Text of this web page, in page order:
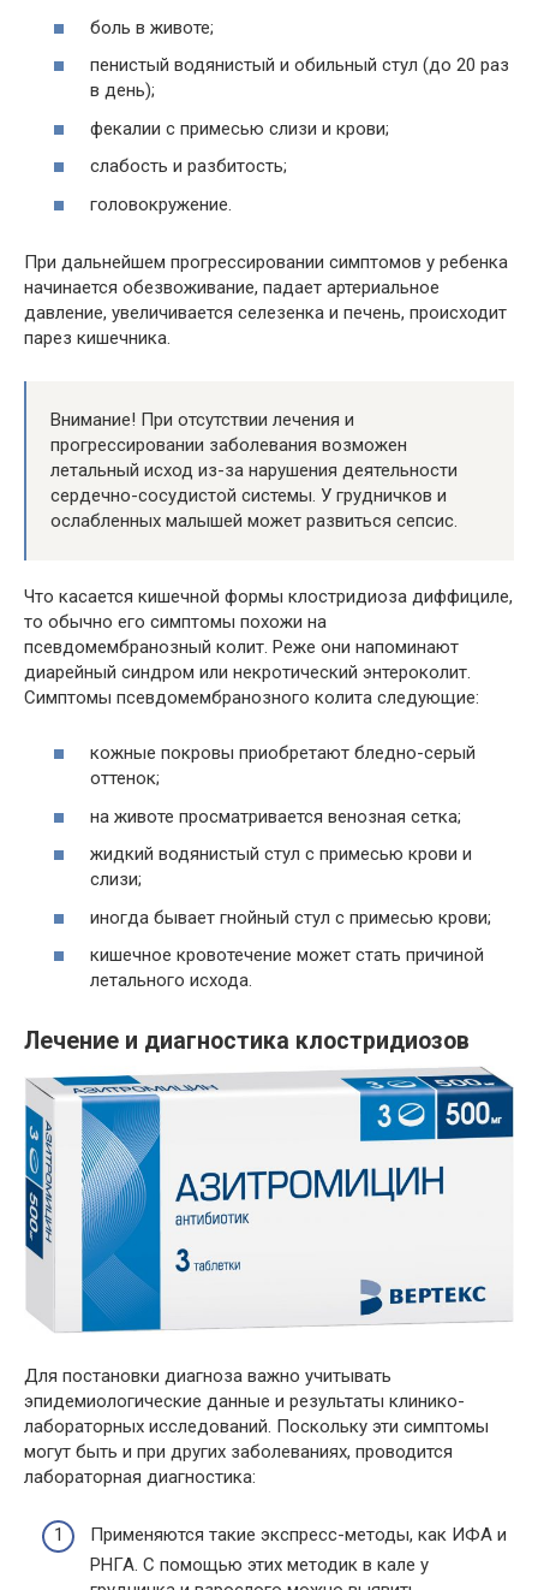
боль в животе;
пенистый водянистый и обильный стул (до 20 раз
в день);
фекалии с примесью слизи и крови;
слабость и разбитость;
головокружение.
При дальнейшем прогрессировании симптомов у ребенка
начинается обезвоживание, падает артериальное
давление, увеличивается селезенка и печень, происходит
парез кишечника.
Внимание! При отсутствии лечения и
прогрессировании заболевания возможен
летальный исход из-за нарушения деятельности
сердечно-сосудистой системы. У грудничков и
ослабленных малышей может развиться сепсис.
Что касается кишечной формы клостридиоза диффициле,
то обычно его симптомы похожи на
псевдомембранозный колит. Реже они напоминают
диарейный синдром или некротический энтероколит.
Симптомы псевдомембранозного колита следующие:
кожные покровы приобретают бледно-серый
оттенок;
на животе просматривается венозная сетка;
жидкий водянистый стул с примесью крови и
слизи;
иногда бывает гнойный стул с примесью крови;
кишечное кровотечение может стать причиной
летального исхода.
Лечение и диагностика клостридиозов
Для постановки диагноза важно учитывать
эпидемиологические данные и результаты клинико-
лабораторных исследований. Поскольку эти симптомы
могут быть и при других заболеваниях, проводится
лабораторная диагностика:
Применяются такие экспресс-методы, как ИФА и
РНГА. С помощью этих методик в кале у